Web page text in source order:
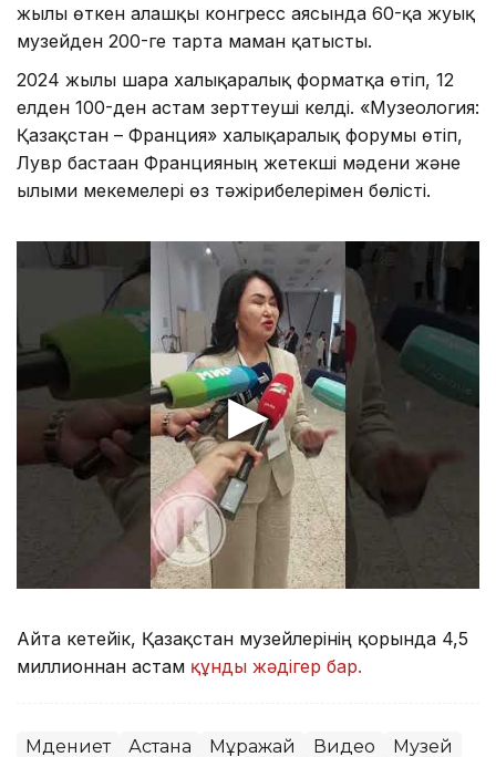
жылы өткен алғашқы конгресс аясында 60-қа жуық
музейден 200-ге тарта маман қатысты.
2024 жылы шара халықаралық форматқа өтіп, 12
елден 100-ден астам зерттеуші келді. «Музеология:
Қазақстан – Франция» халықаралық форумы өтіп,
Лувр бастаған Францияның жетекші мәдени және
ғылыми мекемелері өз тәжірибелерімен бөлісті.
Айта кетейік, Қазақстан музейлерінің қорында 4,5
миллионнан астам құнды жәдігер бар.
Мәдениет Астана Мұражай Видео Музей